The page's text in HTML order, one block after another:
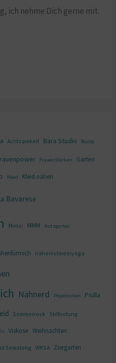
ich nehme Dich gerne mit.
Achtsamkeit Bara Studio Burda
FrauenStärken Garten
Kleid Kleid nähen
Bavarese
Mimoi MMM Nutzgarten
nähenistmeinyoga
Nähnerd Pepelinchen Prülla
Sommerrock Stilfindung
Viskose Weihnachten
Sewalong WKSA Ziergarten